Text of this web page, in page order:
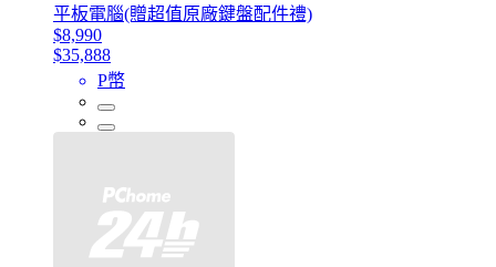
平板電腦(贈超值原廠鍵盤配件禮)
$8,990
$35,888
P幣